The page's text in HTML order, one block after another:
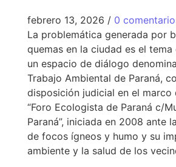
febrero 13, 2026 / 0
La problemática generada por
quemas en la ciudad es el
un espacio de diálogo
Trabajo Ambiental de Paraná,
disposición judicial en el marco
“Foro Ecologista de Paraná c/
Paraná”, iniciada en 2008 ante
de focos ígneos y humo y su
ambiente y la salud de los